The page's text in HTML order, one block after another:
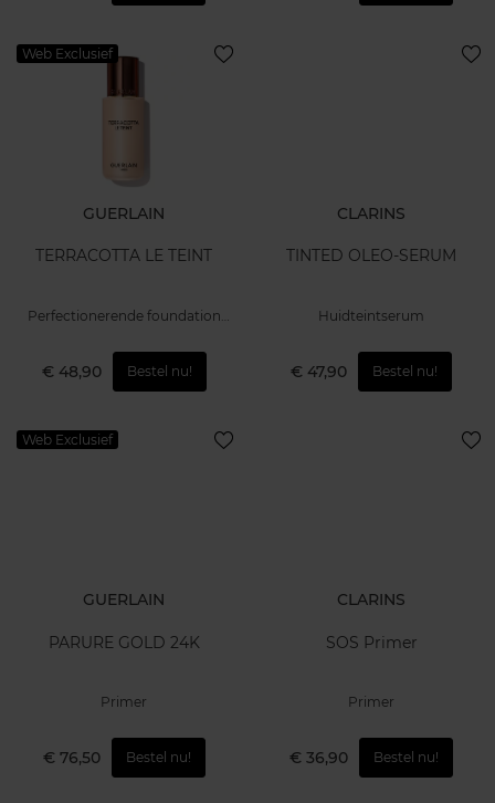
Web Exclusief
GUERLAIN
TERRACOTTA LE TEINT
Perfectionerende foundation
€ 48,90 Bestel nu!
CLARINS
TINTED OLEO-SERUM
Huidteintserum
€ 47,90 Bestel nu!
Web Exclusief
GUERLAIN
PARURE GOLD 24K
Primer
€ 76,50 Bestel nu!
CLARINS
SOS Primer
Primer
€ 36,90 Bestel nu!